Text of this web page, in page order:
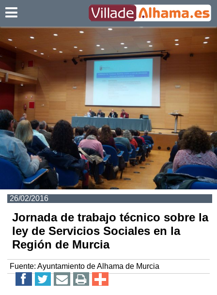
26/02/2016
Jornada de trabajo técnico sobre la
ley de Servicios Sociales en la
Región de Murcia
Fuente: Ayuntamiento de Alhama de Murcia